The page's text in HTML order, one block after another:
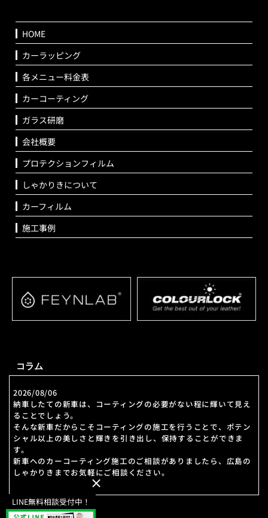
HOME
カーラッピング
各メニュー料金表
カーコーティング
ガラス研磨
会社概要
プロテクションフィルム
しゃかりきについて
カーフィルム
施工事例
コラム
2026/08/06
納車したての新車は、コーティングの必要がない程に輝いて見え
ることでしょう。
そんな新車だからこそコーティングの施工を行うことで、ポテン
シャル以上の美しさと輝きを引き出し、保持することができま
す。
新車へのカーコーティング施工のご相談がありましたら、広島の
しゃかりきまでお気軽にご相談ください。
2026/07/30
LINE無料相談受付中！